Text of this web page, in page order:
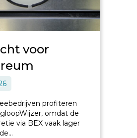
voor
profiteren
omdat de
via BEX vaak lager